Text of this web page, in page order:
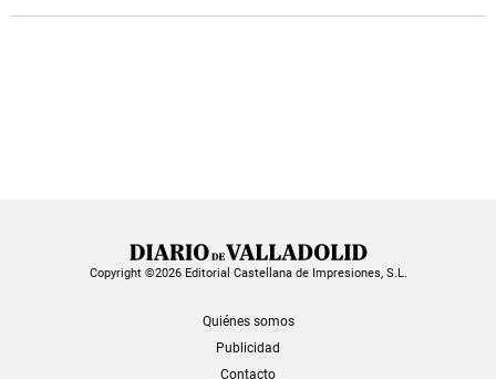
Copyright ©2026 Editorial Castellana de Impresiones, S.L.
Quiénes somos
Publicidad
Contacto